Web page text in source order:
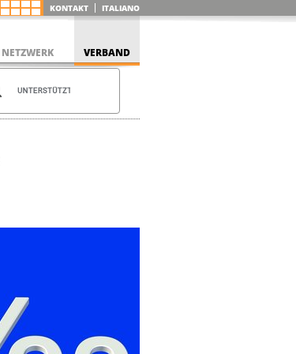
KONTAKT ITALIANO
NETZWERK VERBAND